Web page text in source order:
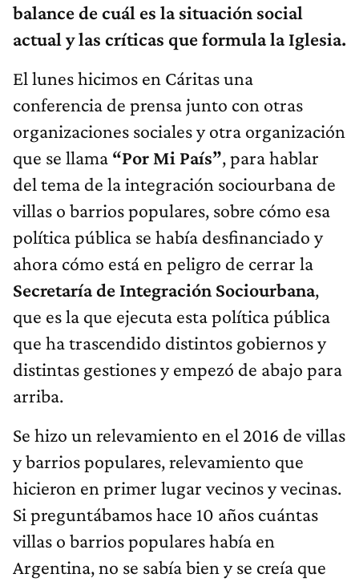
balance de cuál es la situación social
actual y las críticas que formula la Iglesia.
El lunes hicimos en Cáritas una
conferencia de prensa junto con otras
organizaciones sociales y otra organización
que se llama “Por Mi País”, para hablar
del tema de la integración sociourbana de
villas o barrios populares, sobre cómo esa
política pública se había desfinanciado y
ahora cómo está en peligro de cerrar la
Secretaría de Integración Sociourbana,
que es la que ejecuta esta política pública
que ha trascendido distintos gobiernos y
distintas gestiones y empezó de abajo para
arriba.
Se hizo un relevamiento en el 2016 de villas
y barrios populares, relevamiento que
hicieron en primer lugar vecinos y vecinas.
Si preguntábamos hace 10 años cuántas
villas o barrios populares había en
Argentina, no se sabía bien y se creía que